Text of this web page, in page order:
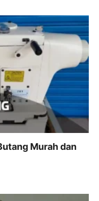
Murah dan